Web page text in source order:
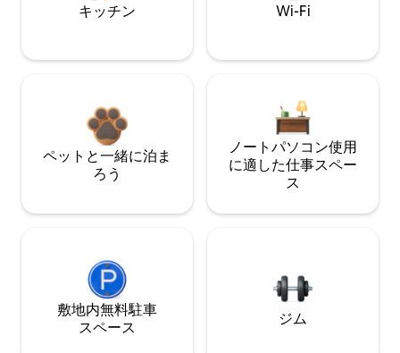
キッチン Wi-Fi
ペットと一緒に泊ま
ろう
ノートパソコン使用
に適した仕事スペー
ス
敷地内無料駐⁠車
ス⁠ペ⁠ー⁠ス
ジム